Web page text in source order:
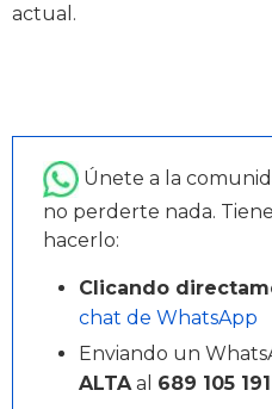
actual.
Únete a la
no perderte nada.
hacerlo:
Clicando
chat de WhatsApp
Enviando un
ALTAal 689 105 191